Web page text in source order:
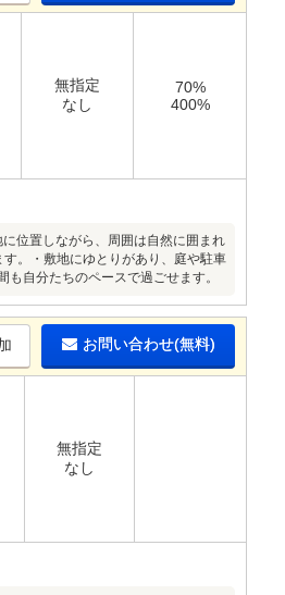
無指定
なし
70%
400%
位置しながら、周囲は自然に囲まれ
。・敷地にゆとりがあり、庭や駐車
自分たちのペースで過ごせます。
お問い合わせ(無料)
無指定
なし